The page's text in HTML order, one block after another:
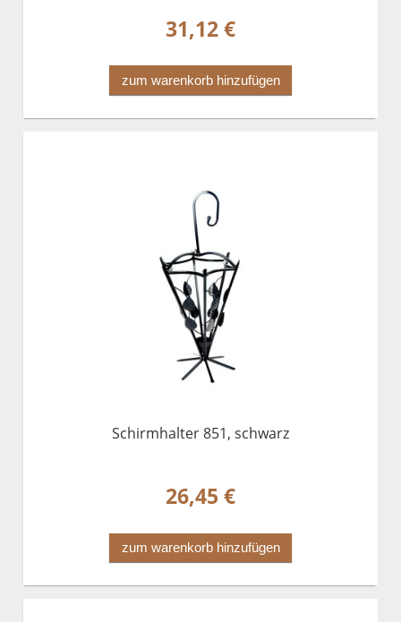
31,12 €
zum warenkorb hinzufügen
Schirmhalter 851, schwarz
26,45 €
zum warenkorb hinzufügen